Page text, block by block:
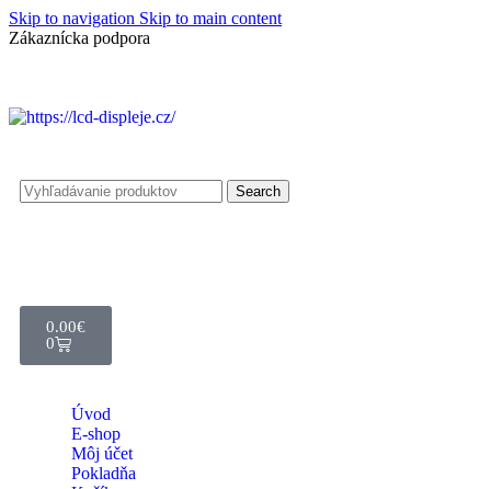
Skip to navigation Skip to main content
Zákaznícka podpora
Search
0.00€
0
Úvod
E-shop
Môj účet
Pokladňa